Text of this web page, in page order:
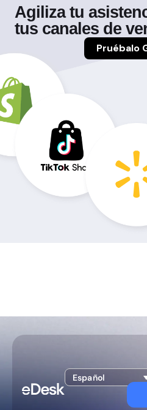
Agiliza tu
tus canales de
Pruébalo
Español